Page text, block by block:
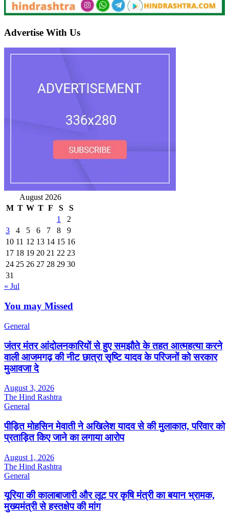
Advertise With Us
August 2026
M T W T F S
S
1
2
3
4 5 6 7 8
9
10 11 12 13 14 15 16
17 18 19 20 21 22 23
24 25 26 27 28 29 30
31
« Jul
You may Missed
General
जंतर मंतर आंदोलनकारियों से हुए समझौते के तहत आत्महत्या करने
वाली आजमगढ़ की नीट छात्रा सृष्टि यादव के परिजनों को सरकार
मुआवजा दे
August 3, 2026
The Hind Rashtra
General
पीड़ित मोहसिन मेवाती ने अखिलेश यादव से की मुलाकात, परिवार को
प्रताड़ित किए जाने का लगाया आरोप
August 1, 2026
The Hind Rashtra
General
यूरिया की कालाबाजारी और लूट पर कृषि मंत्री का बयान भ्रामक,
मुख्यमंत्री से हस्तक्षेप की मांग